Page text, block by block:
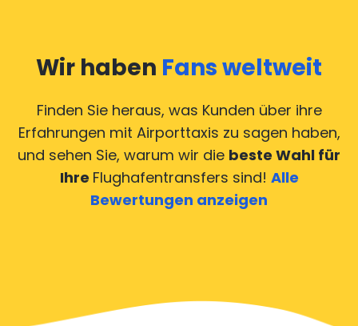
Wir haben Fans weltweit
Finden Sie heraus, was Kunden über ihre
Erfahrungen mit Airporttaxis zu sagen haben,
und sehen Sie, warum wir die beste Wahl für
Ihre Flughafentransfers sind! Alle
Bewertungen anzeigen